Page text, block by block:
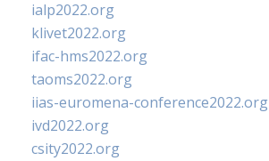
ialp2022.org
klivet2022.org
ifac-hms2022.org
taoms2022.org
iias-euromena-conference2022.org
ivd2022.org
csity2022.org